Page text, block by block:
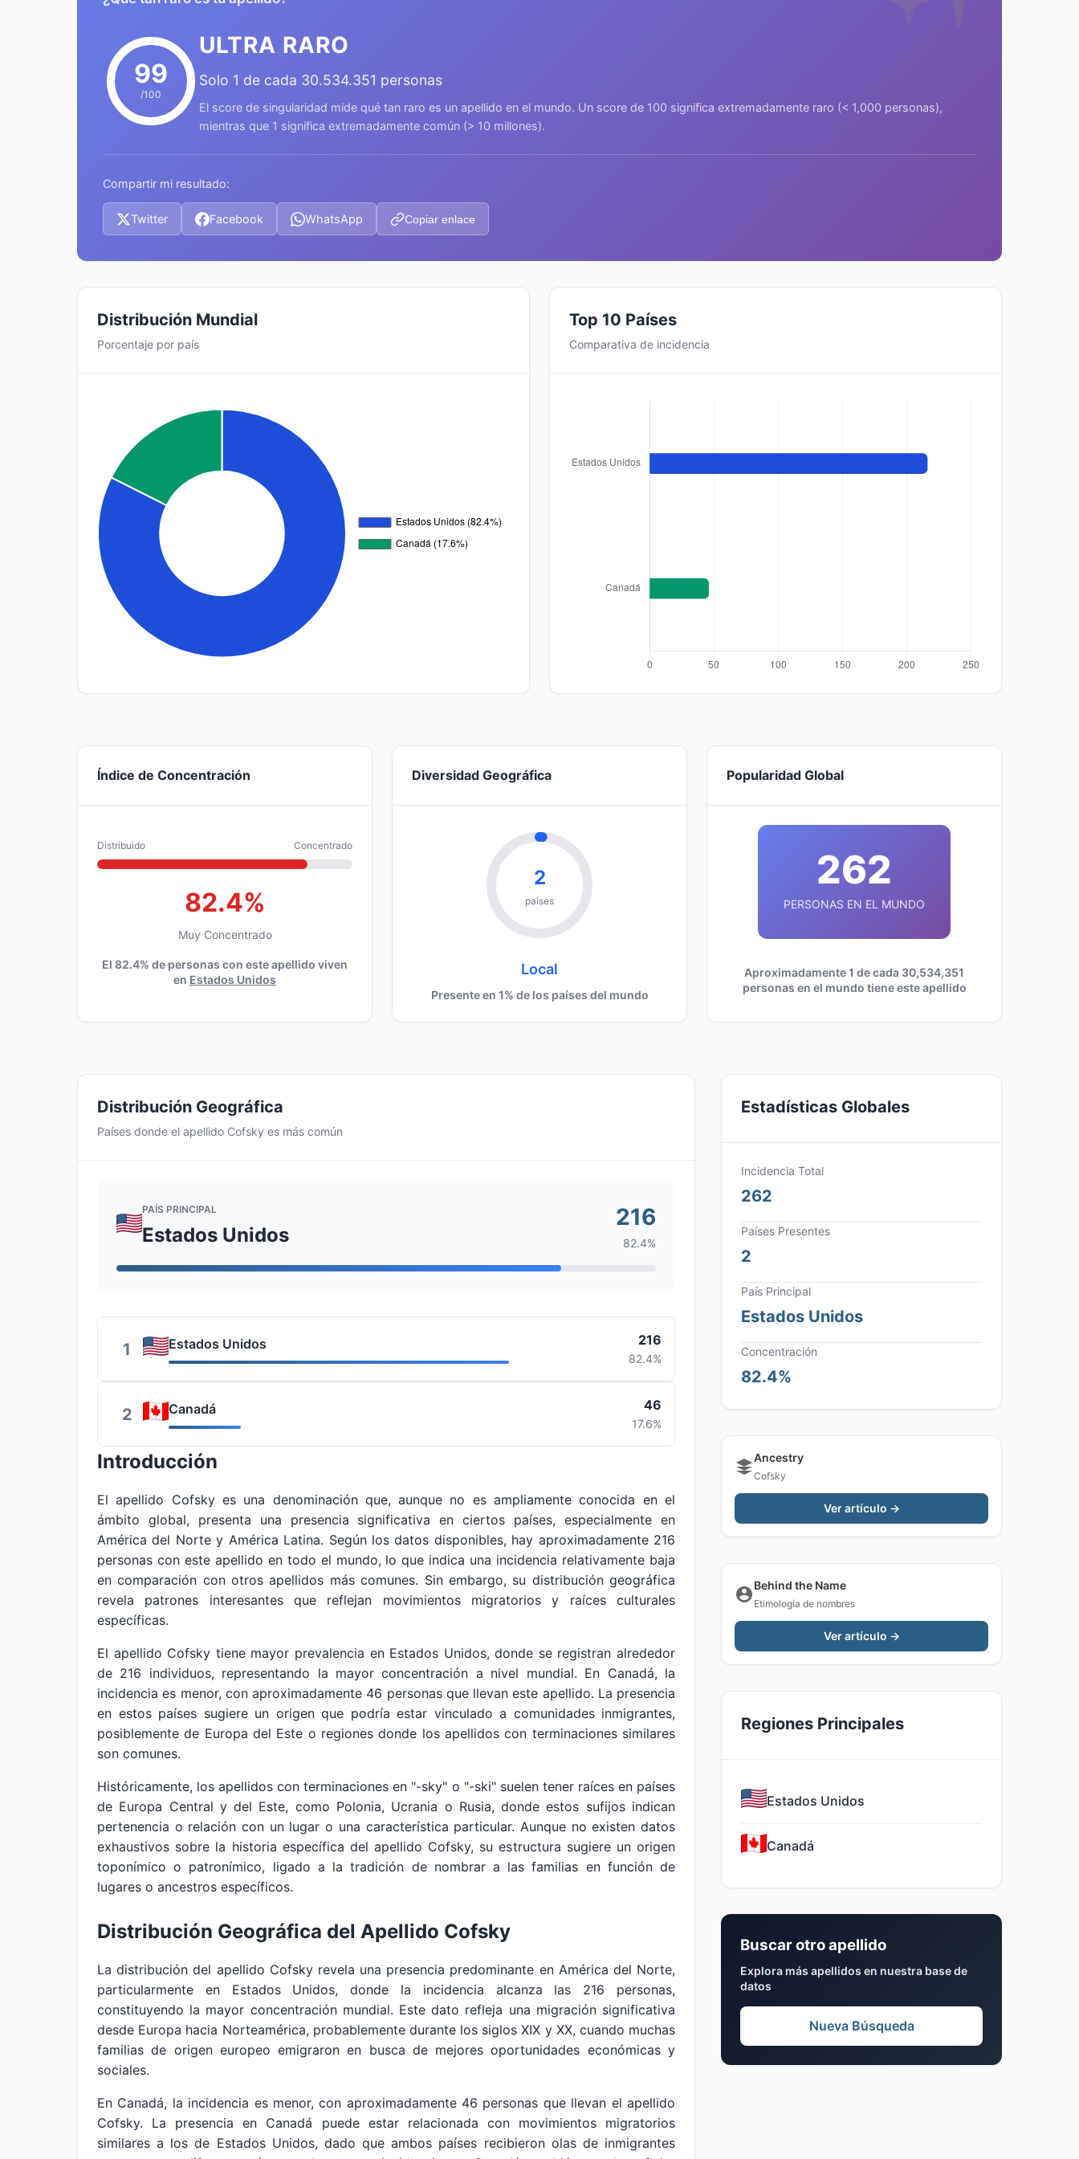
99
/100
ULTRA RARO
Solo 1 de cada 30.534.351 personas
El score de singularidad mide qué tan raro es un apellido en el mundo. Un score de 100 significa extremadamente raro (< 1,000 personas),
mientras que 1 significa extremadamente común (> 10 millones).
Compartir mi resultado:
Twitter Facebook WhatsApp Copiar enlace
Distribución Mundial
Porcentaje por país
Top 10 Países
Comparativa de incidencia
Índice de Concentración
Distribuido Concentrado
82.4%
Muy Concentrado
El 82.4% de personas con este apellido viven
en Estados Unidos
Diversidad Geográfica
2
países
Local
Presente en 1% de los países del mundo
Popularidad Global
262
PERSONAS EN EL MUNDO
Aproximadamente 1 de cada 30,534,351
personas en el mundo tiene este apellido
Distribución Geográfica
Países donde el apellido Cofsky es más común
PAÍS PRINCIPAL
Estados Unidos
216
82.4%
1 Estados Unidos 216
82.4%
2 Canadá 46
17.6%
Introducción
El apellido Cofsky es una denominación que, aunque no es ampliamente conocida en el
ámbito global, presenta una presencia significativa en ciertos países, especialmente en
América del Norte y América Latina. Según los datos disponibles, hay aproximadamente 216
personas con este apellido en todo el mundo, lo que indica una incidencia relativamente baja
en comparación con otros apellidos más comunes. Sin embargo, su distribución geográfica
revela patrones interesantes que reflejan movimientos migratorios y raíces culturales
específicas.
El apellido Cofsky tiene mayor prevalencia en Estados Unidos, donde se registran alrededor
de 216 individuos, representando la mayor concentración a nivel mundial. En Canadá, la
incidencia es menor, con aproximadamente 46 personas que llevan este apellido. La presencia
en estos países sugiere un origen que podría estar vinculado a comunidades inmigrantes,
posiblemente de Europa del Este o regiones donde los apellidos con terminaciones similares
son comunes.
Históricamente, los apellidos con terminaciones en "-sky" o "-ski" suelen tener raíces en países
de Europa Central y del Este, como Polonia, Ucrania o Rusia, donde estos sufijos indican
pertenencia o relación con un lugar o una característica particular. Aunque no existen datos
exhaustivos sobre la historia específica del apellido Cofsky, su estructura sugiere un origen
toponímico o patronímico, ligado a la tradición de nombrar a las familias en función de
lugares o ancestros específicos.
Distribución Geográfica del Apellido Cofsky
La distribución del apellido Cofsky revela una presencia predominante en América del Norte,
particularmente en Estados Unidos, donde la incidencia alcanza las 216 personas,
constituyendo la mayor concentración mundial. Este dato refleja una migración significativa
desde Europa hacia Norteamérica, probablemente durante los siglos XIX y XX, cuando muchas
familias de origen europeo emigraron en busca de mejores oportunidades económicas y
sociales.
En Canadá, la incidencia es menor, con aproximadamente 46 personas que llevan el apellido
Cofsky. La presencia en Canadá puede estar relacionada con movimientos migratorios
similares a los de Estados Unidos, dado que ambos países recibieron olas de inmigrantes
Estadísticas Globales
Incidencia Total
262
Países Presentes
2
País Principal
Estados Unidos
Concentración
82.4%
Ancestry
Cofsky
Ver artículo →
Behind the Name
Etimología de nombres
Ver artículo →
Regiones Principales
Estados Unidos
Canadá
Buscar otro apellido
Explora más apellidos en nuestra base de
datos
Nueva Búsqueda